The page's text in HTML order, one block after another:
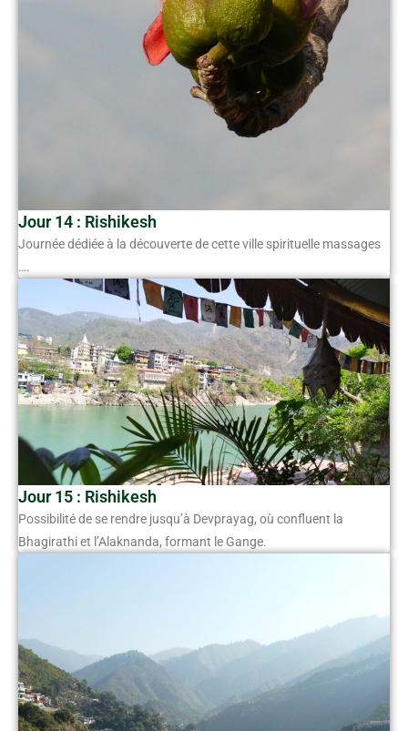
Jour 14 : Rishikesh
Journée dédiée à la découverte de cette ville spirituelle massages
….
Jour 15 : Rishikesh
Possibilité de se rendre jusqu’à Devprayag, où confluent la
Bhagirathi et l’Alaknanda, formant le Gange.